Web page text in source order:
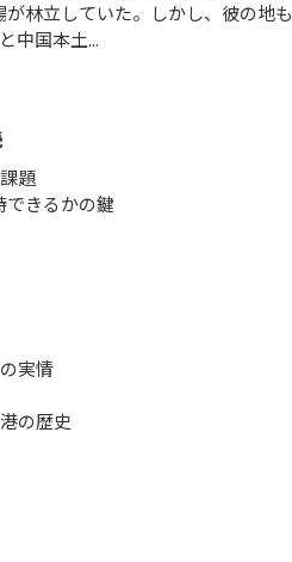
林立していた。しかし、彼の地も
中国本土...
題
きるかの鍵
実情
の歴史